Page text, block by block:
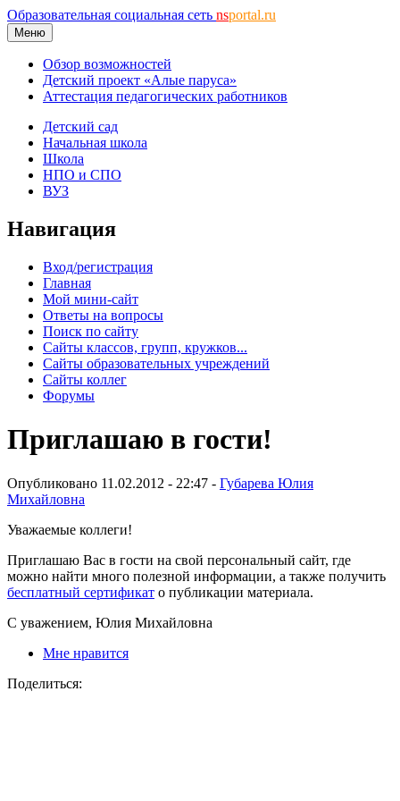
Образовательная социальная сеть nsportal.ru
Меню
Обзор возможностей
Детский проект «Алые паруса»
Аттестация педагогических работников
Детский сад
Начальная школа
Школа
НПО и СПО
ВУЗ
Навигация
Вход/регистрация
Главная
Мой мини-сайт
Ответы на вопросы
Поиск по сайту
Сайты классов, групп, кружков...
Сайты образовательных учреждений
Сайты коллег
Форумы
Приглашаю в гости!
Опубликовано 11.02.2012 - 22:47 - Губарева Юлия
Михайловна
Уважаемые коллеги!
Приглашаю Вас в гости на свой персональный сайт, где
можно найти много полезной информации, а также получить
бесплатный сертификат о публикации материала.
С уважением, Юлия Михайловна
Мне нравится
Поделиться: